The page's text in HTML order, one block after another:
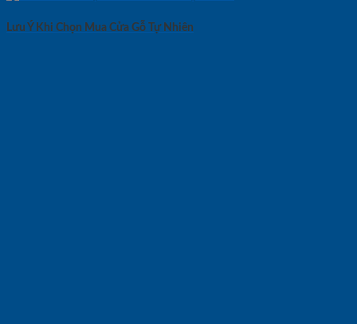
Lưu Ý Khi Chọn Mua Cửa Gỗ Tự Nhiên